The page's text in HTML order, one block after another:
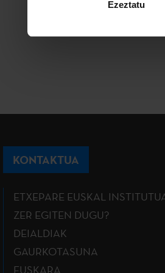
Ezeztatu
KONTAKTUA
ETXEPARE EUSKAL
ZER EGITEN DUGU?
DEIALDIAK
GAURKOTASUNA
EUSKARA